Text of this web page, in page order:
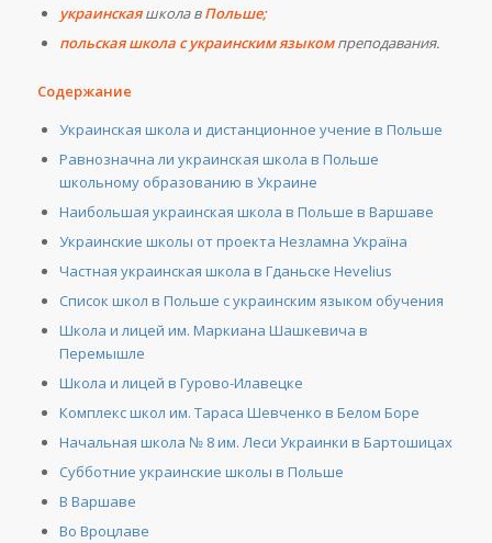
украинскаяшкола вПольше;
польская школа с украинским языкомпреподавания.
Содержание
Украинская школа и дистанционное учение в Польше
Равнозначна ли украинская школа в Польше
школьному образованию в Украине
Наибольшая украинская школа в Польше в Варшаве
Украинские школы от проекта Незламна Україна
Частная украинская школа в Гданьске Hevelius
Список школ в Польше с украинским языком обучения
Школа и лицей им. Маркиана Шашкевича в
Перемышле
Школа и лицей в Гурово-Илавецке
Комплекс школ им. Тараса Шевченко в Белом Боре
Начальная школа № 8 им. Леси Украинки в Бартошицах
Субботние украинские школы в Польше
В Варшаве
Во Вроцлаве